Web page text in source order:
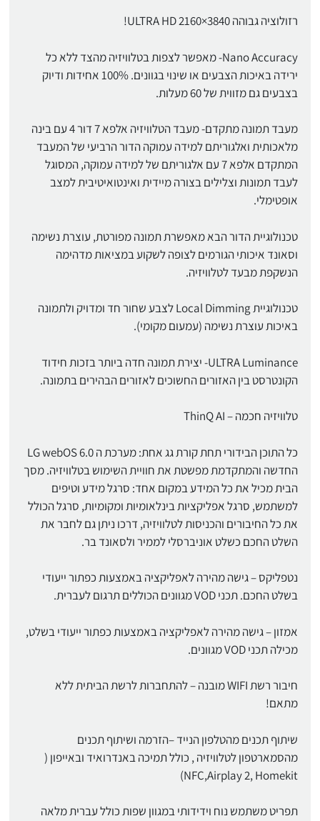
רזולוציה גבוהה 3840×2160 ULTRA HD!
Nano Accuracy- מאפשר לצפות בטלוויזיה מהצד ללא כל
ירידה באיכות הצבעים או שינוי בגוונים. 100% אחידות ודיוק
בצבעים גם מזווית של 60 מעלות.
מעבד תמונה מתקדם- מעבד הטלוויזיה אלפא 7 דור 4 עם בינה
מלאכותית ואלגוריתם למידה עמוקה הדור הרביעי של המעבד
המתקדם אלפא 7 עם אלגוריתם של למידה עמוקה, המסוגל
לעבד תמונות וצלילים בצורה מיידית ואינטואיטיבית למצב
אופטימלי.
טכנולוגיית הדור הבא מאפשרת תמונה מפורטת, עוצרת נשימה
וסאונד איכותי הגורמים לצופה לשקוע במציאות מדהימה
הנשקפת מבעד לטלוויזיה.
טכנולוגיית Local Dimming לצבע שחור חד ומדויק ולתמונה
באיכות עוצרת נשימה (עמעום מקומי).
ULTRA Luminance- יצירת תמונה חדה ביותר בזכות חידוד
הקונטרסט בין האזורים החשוכים לאזורים הבהירים בתמונה.
טלוויזיה חכמה – ThinQ AI
כל התוכן הבידורי תחת קורת גג אחת: מערכת ה LG webOS 6.0
החדשה והמתקדמת מפשטת את חוויית השימוש בטלוויזיה. מסך
הבית מכיל את כל המידע במקום אחד: סרגל מידע וטיפים
למשתמש, סרגל אפליקציות בינלאומיות ומקומיות, סרגל הכולל
את כל החיבורים והכניסות לטלוויזיה, דרכו ניתן גם לחבר את
השלט החכם כשלט אוניברסלי לממיר ולסאונד בר.
נטפליקס – גישה מהירה לאפליקציה באמצעות כפתור ייעודי
בשלט החכם. תכני VOD מגוונים הכוללים תרגום לעברית.
אמזון – גישה מהירה לאפליקציה באמצעות כפתור ייעודי בשלט,
מכילה תכני VOD מגוונים.
חיבור רשת WIFI מובנה – להתחברות לרשת הביתית ללא
מתאם!
שיתוף תכנים מהטלפון הנייד –הזרמה ושיתוף תכנים
מהסמארטפון לטלוויזיה , כולל תמיכה באנדרואיד ובאייפון (
NFC,Airplay 2, Homekit)
תפריט משתמש נוח וידידותי במגוון שפות כולל עברית מלאה